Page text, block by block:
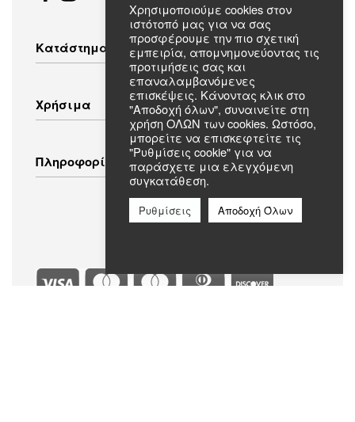
Κατάστημα
Λευκές Συσκευές
Οικιακός Εξοπλισμός
Ενδύματα
Χρήσιμα
Τρόποι Αποστολής
Τρόποι Πληρωμής
Πολιτική Επιστροφών
Πολιτική Απορρήτου
Όροι & Προϋποθέσεις
Πληροφορίες
Σχετικά με εμάς
Χρησιμοποιούμε cookies στον
ιστότοπό μας για να σας
προσφέρουμε την πιο σχετική
εμπειρία, απομνημονεύοντας τις
προτιμήσεις σας και
επαναλαμβανόμενες
επισκέψεις. Κάνοντας κλικ στο
"Αποδοχή όλων", συναινείτε στη
χρήση ΟΛΩΝ των cookies. Ωστόσο,
μπορείτε να επισκεφτείτε τις
"Ρυθμίσεις cookie" για να
παράσχετε μια ελεγχόμενη
συγκατάθεση.
Ρυθμίσεις Αποδοχή Όλων